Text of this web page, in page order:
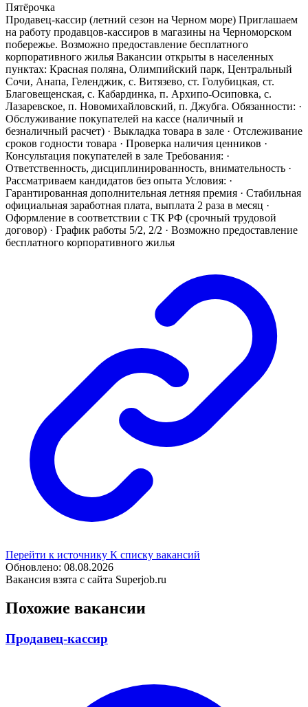
Пятёрочка
Продавец-кассир (летний сезон на Черном море) Приглашаем
на работу продавцов-кассиров в магазины на Черноморском
побережье. Возможно предоставление бесплатного
корпоративного жилья Вакансии открыты в населенных
пунктах: Красная поляна, Олимпийский парк, Центральный
Сочи, Анапа, Геленджик, с. Витязево, ст. Голубицкая, ст.
Благовещенская, с. Кабардинка, п. Архипо-Осиповка, с.
Лазаревское, п. Новомихайловский, п. Джубга. Обязанности: ·
Обслуживание покупателей на кассе (наличный и
безналичный расчет) · Выкладка товара в зале · Отслеживание
сроков годности товара · Проверка наличия ценников ·
Консультация покупателей в зале Требования: ·
Ответственность, дисциплинированность, внимательность ·
Рассматриваем кандидатов без опыта Условия: ·
Гарантированная дополнительная летняя премия · Стабильная
официальная заработная плата, выплата 2 раза в месяц ·
Оформление в соответствии с ТК РФ (срочный трудовой
договор) · График работы 5/2, 2/2 · Возможно предоставление
бесплатного корпоративного жилья
Перейти к источнику К списку вакансий
Обновлено: 08.08.2026
Вакансия взята с сайта Superjob.ru
Похожие вакансии
Продавец-кассир